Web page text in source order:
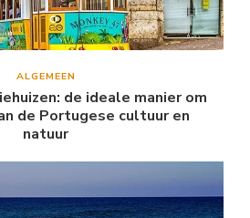
ALGEMEEN
de ideale manier om
de Portugese cultuur en
natuur